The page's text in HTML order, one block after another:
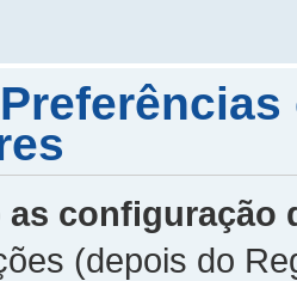
as configuração
(depois do